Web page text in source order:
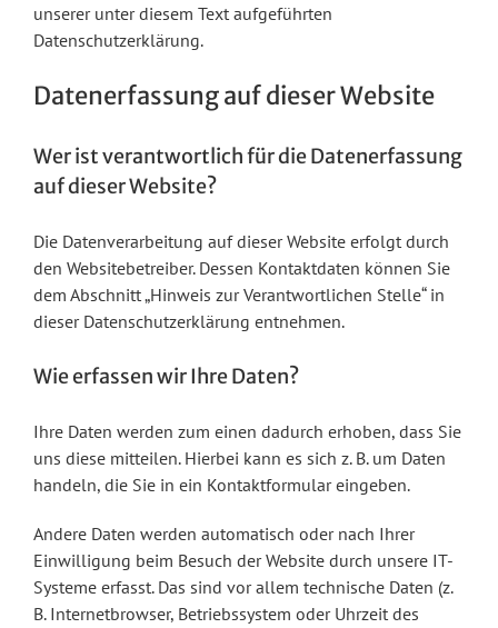
unserer unter diesem Text aufgeführten
Datenschutzerklärung.
Datenerfassung auf dieser Website
Wer ist verantwortlich für die Datenerfassung
auf dieser Website?
Die Datenverarbeitung auf dieser Website erfolgt durch
den Websitebetreiber. Dessen Kontaktdaten können Sie
dem Abschnitt „Hinweis zur Verantwortlichen Stelle“ in
dieser Datenschutzerklärung entnehmen.
Wie erfassen wir Ihre Daten?
Ihre Daten werden zum einen dadurch erhoben, dass Sie
uns diese mitteilen. Hierbei kann es sich z. B. um Daten
handeln, die Sie in ein Kontaktformular eingeben.
Andere Daten werden automatisch oder nach Ihrer
Einwilligung beim Besuch der Website durch unsere IT-
Systeme erfasst. Das sind vor allem technische Daten (z.
B. Internetbrowser, Betriebssystem oder Uhrzeit des